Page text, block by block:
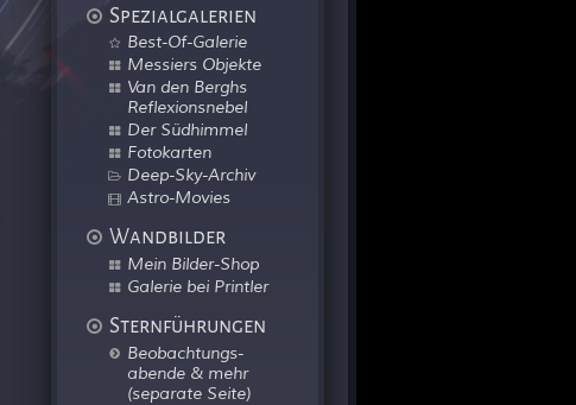
Spezialgalerien
Best-Of-Galerie
Messiers Objekte
Van den Berghs
Reflexionsnebel
Der Südhimmel
Fotokarten
Deep-Sky-Archiv
Astro-Movies
Wandbilder
Mein Bilder-Shop
Galerie bei Printler
Sternführungen
Beobachtungs-
abende & mehr
(separate Seite)